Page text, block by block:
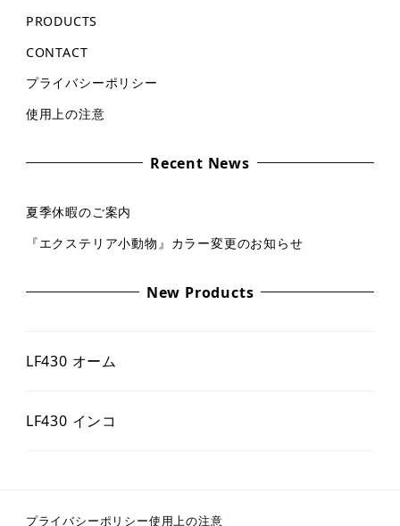
PRODUCTS
CONTACT
プライバシーポリシー
使用上の注意
Recent News
夏季休暇のご案内
『エクステリア小動物』カラー変更のお知らせ
New Products
LF430 オーム
LF430 インコ
プライバシーポリシー使用上の注意